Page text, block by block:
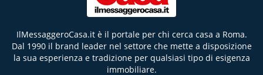
IlMessaggeroCasa.it è il portale per chi cerca casa a Roma.
Dal 1990 il brand leader nel settore che mette a disposizione
la sua esperienza e tradizione per qualsiasi tipo di esigenza
immobiliare.